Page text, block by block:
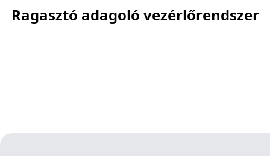
Ragasztó adagoló vezérlőrendszer